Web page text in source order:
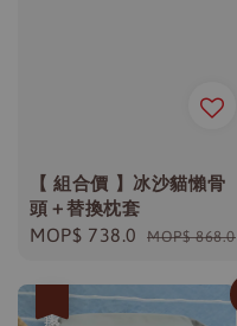
【 組合價 】冰沙貓懶骨
頭＋替換枕套
Sale
MOP$ 738.0 Regular
MOP$ 868.0